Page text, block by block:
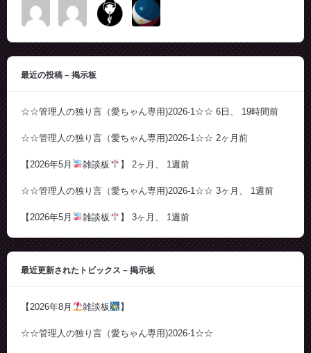
最近の投稿 – 掲示板
☆☆管理人の独り言（愛ちゃん専用)2026-1☆☆ 6日、 19時間前
☆☆管理人の独り言（愛ちゃん専用)2026-1☆☆ 2ヶ月前
【2026年5月 雑談板 】 2ヶ月、 1週前
☆☆管理人の独り言（愛ちゃん専用)2026-1☆☆ 3ヶ月、 1週前
【2026年5月 雑談板 】 3ヶ月、 1週前
最近更新されたトピックス – 掲示板
【2026年8月 雑談板 】
☆☆管理人の独り言（愛ちゃん専用)2026-1☆☆